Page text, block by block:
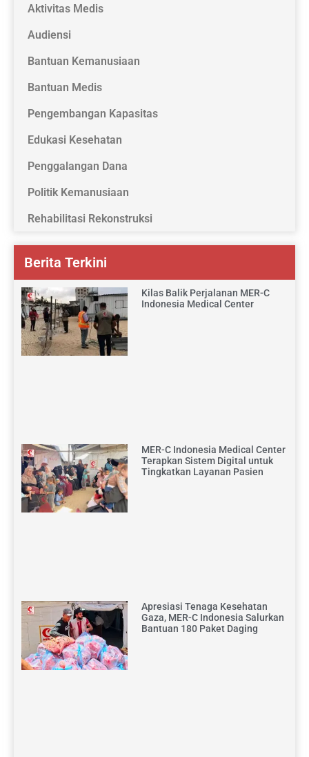
Aktivitas Medis
Audiensi
Bantuan Kemanusiaan
Bantuan Medis
Pengembangan Kapasitas
Edukasi Kesehatan
Penggalangan Dana
Politik Kemanusiaan
Rehabilitasi Rekonstruksi
Berita Terkini
Kilas Balik Perjalanan MER-C
Indonesia Medical Center
MER-C Indonesia Medical Center
Terapkan Sistem Digital untuk
Tingkatkan Layanan Pasien
Apresiasi Tenaga Kesehatan
Gaza, MER-C Indonesia Salurkan
Bantuan 180 Paket Daging